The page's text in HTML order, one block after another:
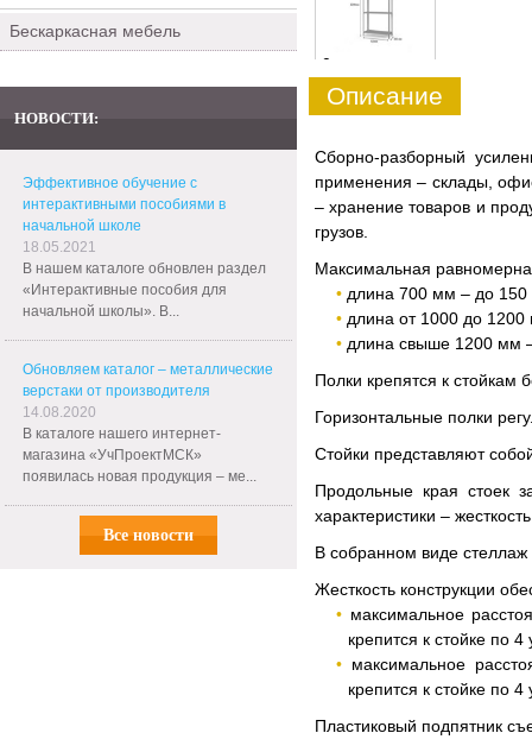
Бескаркасная мебель
НОВОСТИ:
Эффективное обучение с
интерактивными пособиями в
начальной школе
18.05.2021
В нашем каталоге обновлен раздел
«Интерактивные пособия для
начальной школы». В...
Обновляем каталог – металлические
верстаки от производителя
14.08.2020
В каталоге нашего интернет-
магазина «УчПроектМСК»
появилась новая продукция – ме...
Все новости
0
Описание
Сборно-разборный
применения – склады,
– хранение товаров и
грузов.
Максимальная
длина 700 мм – до 150
длина от 1000 до 1200
длина свыше 1200 мм
Полки крепятся к
Горизонтальные полки
Стойки представляют
Продольные края стоек
характеристики –
В собранном виде стеллаж
Жесткость конструкции
максимальное
крепится к стойке по
максимальное
крепится к стойке по
Пластиковый подпятник